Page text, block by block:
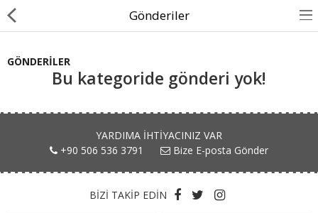
Uçucu Yağlar
Sabit Yağlar
Aromaterapi Yağlar
Gönderiler
GÖNDERILER
Bu kategoride gönderi yok!
YARDIMA IHTIYACINIZ VAR
+90 506 536 3791
Bize E-posta Gönder
BİZİ TAKİP EDİN